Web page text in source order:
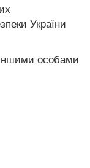
України
іншими особами